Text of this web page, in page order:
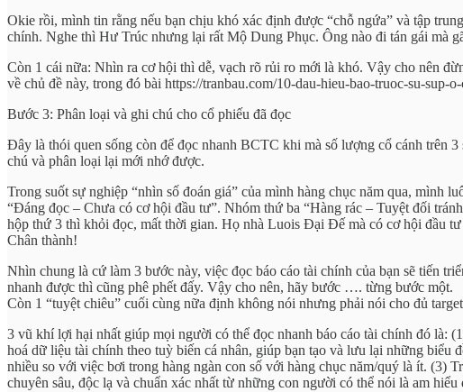
Okie rồi, mình tin rằng nếu bạn chịu khó xác định được “chỗ ngứa” và tập
chính. Nghe thì Hư Trúc nhưng lại rất Mộ Dung Phục. Ông nào đi tán gái mà
Còn 1 cái nữa: Nhìn ra cơ hội thì dễ, vạch rõ rủi ro mới là khó. Vậy cho nên
về chủ đề này, trong đó bài https://tranbau.com/10-dau-hieu-bao-truoc-su-sup-
Bước 3: Phân loại và ghi chú cho cổ phiếu đã đọc
Đây là thói quen sống còn để đọc nhanh BCTC khi mà số lượng cổ cánh
chú và phân loại lại mới nhớ được.
Trong suốt sự nghiệp “nhìn số đoán giá” của mình hàng chục năm qua, mình
“Đáng đọc – Chưa có cơ hội đầu tư”. Nhóm thứ ba “Hàng rác – Tuyệt đối
hộp thứ 3 thì khỏi đọc, mất thời gian. Họ nhà Luois Đại Đế mà có cơ hội đầu
Chân thành!
Nhìn chung là cứ làm 3 bước này, việc đọc báo cáo tài chính của bạn sẽ tiến
nhanh được thì cũng phê phết đấy. Vậy cho nên, hãy bước …. từng bước một.
Còn 1 “tuyệt chiêu” cuối cùng nữa định không nói nhưng phải nói cho đủ
3 vũ khí lợi hại nhất giúp mọi người có thể đọc nhanh báo cáo tài chính đó là:
hoá dữ liệu tài chính theo tuỳ biến cá nhân, giúp bạn tạo và lưu lại những biểu
nhiều so với việc bơi trong hàng ngàn con số với hàng chục năm/quý là ít. (3)
chuyên sâu, độc lạ và chuẩn xác nhất từ những con người có thể nói là am hiểu